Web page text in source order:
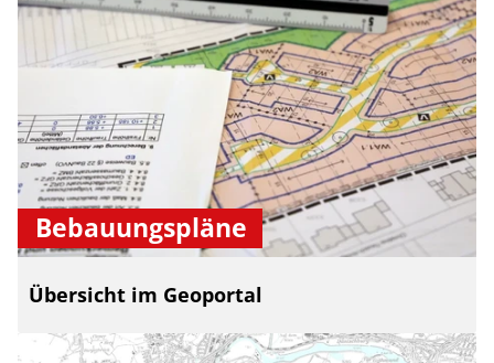
Bebauungspläne
Übersicht im Geoportal